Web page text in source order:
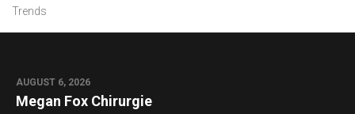
Trends
AUGUST 6, 2026
Megan Fox Chirurgie